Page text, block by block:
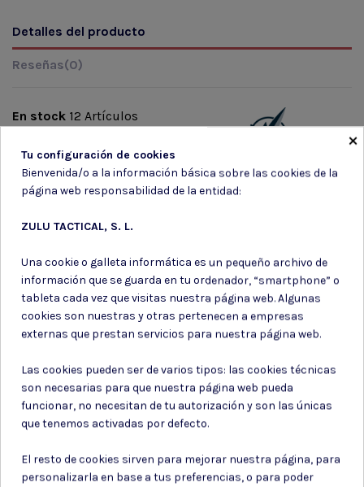
Detalles del producto
Reseñas(0)
En stock 12 Artículos
Suscríbete a nuestro boletín
Puede darse de baja en cualquier momento. Para ello, consulte nuestra
información de contacto en el aviso legal.
Consiento el uso de mis datos para los fines indicados en la
Política de privacidad
Consiento el uso de mis datos personales para recibir publicidad
×
Tu configuración de cookies
Bienvenida/o a la información básica sobre las cookies de la
página web responsabilidad de la entidad:
ZULU TACTICAL, S. L.
Una cookie o galleta informática es un pequeño archivo de
información que se guarda en tu ordenador, “smartphone” o
tableta cada vez que visitas nuestra página web. Algunas
cookies son nuestras y otras pertenecen a empresas
externas que prestan servicios para nuestra página web.
Las cookies pueden ser de varios tipos: las cookies técnicas
son necesarias para que nuestra página web pueda
funcionar, no necesitan de tu autorización y son las únicas
que tenemos activadas por defecto.
El resto de cookies sirven para mejorar nuestra página, para
personalizarla en base a tus preferencias, o para poder